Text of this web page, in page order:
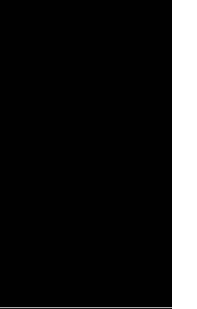
die neuesten Nachrichten, Kampagnen
Mail-Adresse nicht weiter und versenden